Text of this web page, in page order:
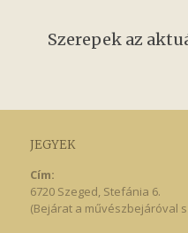
Szerepek az
JEGYEK
Cím:
6720 Szeged, Stefánia 6.
(Bejárat a művészbejáróval